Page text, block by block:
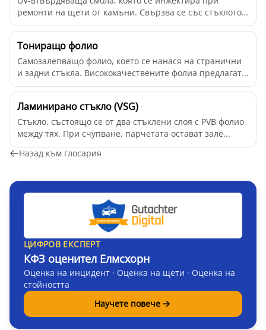
ремонти на щети от камъни. Свързва се със стъклото,
въз...
Тониращо фолио
Самозалепващо фолио, което се нанася на странични
и задни стъкла. Висококачествените фолиа предлагат...
Ламинирано стъкло (VSG)
Стъкло, състоящо се от два стъклени слоя с PVB фолио
между тях. При счупване, парчетата остават зале...
Назад към глосария
ЦИФРОВ ЕКСПЕРТ
КФЗ оценител Елмсхорн
Оценка на инцидент · Оценка на щети · Оценка на
стойността
Научете повече